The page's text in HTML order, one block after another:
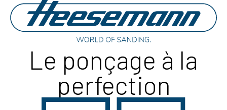
Le ponçage à la
perfection